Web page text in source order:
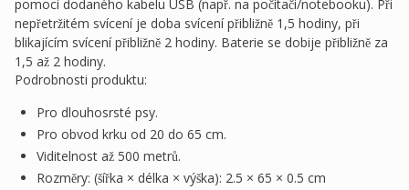
pomocí dodaného kabelu USB (např. na počítači/notebooku). Při
nepřetržitém svícení je doba svícení přibližně 1,5 hodiny, při
blikajícím svícení přibližně 2 hodiny. Baterie se dobije přibližně za
1,5 až 2 hodiny.
Podrobnosti produktu:
Pro dlouhosrsté psy.
Pro obvod krku od 20 do 65 cm.
Viditelnost až 500 metrů.
Rozměry: (šířka × délka × výška): 2.5 × 65 × 0.5 cm